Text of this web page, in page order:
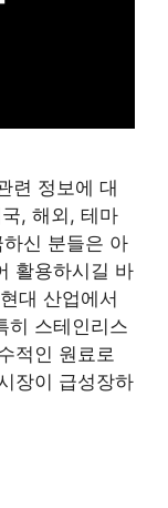
련 정보에 대
, 해외, 테마
신 분들은 아
활용하시길 바
대 산업에서
히 스테인리스
적인 원료로
장이 급성장하